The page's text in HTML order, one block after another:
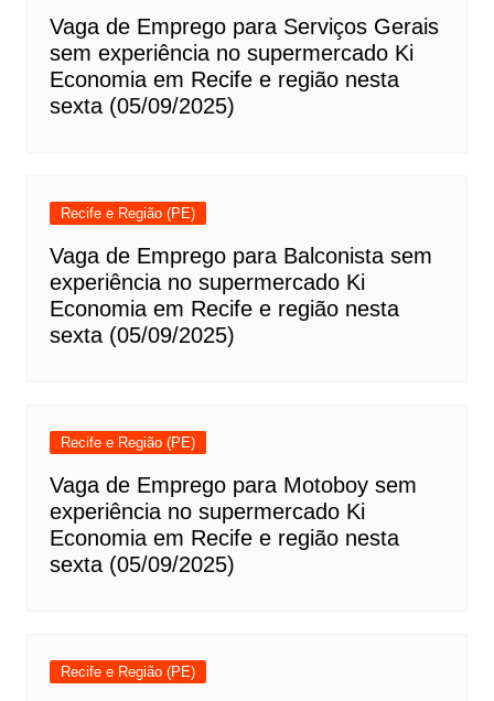
Vaga de Emprego para Serviços Gerais
sem experiência no supermercado Ki
Economia em Recife e região nesta
sexta (05/09/2025)
Recife e Região (PE)
Vaga de Emprego para Balconista sem
experiência no supermercado Ki
Economia em Recife e região nesta
sexta (05/09/2025)
Recife e Região (PE)
Vaga de Emprego para Motoboy sem
experiência no supermercado Ki
Economia em Recife e região nesta
sexta (05/09/2025)
Recife e Região (PE)